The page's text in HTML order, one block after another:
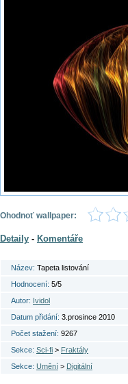
Ohodnoť wallpaper:
Detaily - Komentáře
Název: Tapeta listování
Hodnocení: 5/5
Autor: Ividol
Datum přidání: 3.prosince 2010
Počet stažení: 9267
Sekce: Sci-fi > Fraktály
Sekce: Umění > Digitální